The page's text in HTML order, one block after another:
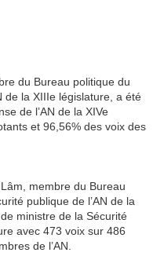
du Bureau politique du
de la XIIIe législature, a été
de l’AN de la XIVe
et 96,56% des voix des
membre du Bureau
publique de l’AN de la
ministre de la Sécurité
avec 473 voix sur 486
de l’AN.